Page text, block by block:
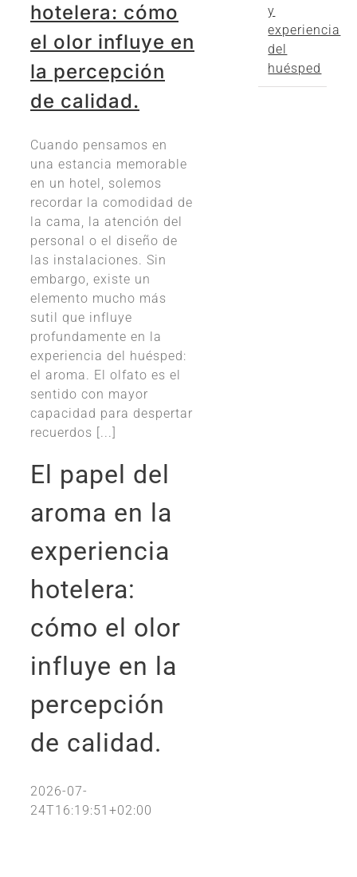
hotelera: cómo
el olor influye en
la percepción
de calidad.
Cuando pensamos en
una estancia memorable
en un hotel, solemos
recordar la comodidad de
la cama, la atención del
personal o el diseño de
las instalaciones. Sin
embargo, existe un
elemento mucho más
sutil que influye
profundamente en la
experiencia del huésped:
el aroma. El olfato es el
sentido con mayor
capacidad para despertar
recuerdos [...]
El papel del
aroma en la
experiencia
hotelera:
cómo el olor
influye en la
percepción
de calidad.
2026-07-
24T16:19:51+02:00
y
experiencia
del
huésped